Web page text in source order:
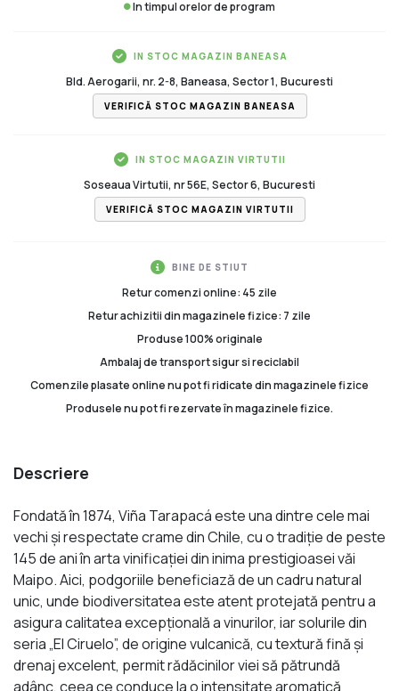
In timpul orelor de program
IN STOC MAGAZIN BANEASA
Bld. Aerogarii, nr. 2-8, Baneasa, Sector 1, Bucuresti
VERIFICĂ STOC MAGAZIN BANEASA
IN STOC MAGAZIN VIRTUTII
Soseaua Virtutii, nr 56E, Sector 6, Bucuresti
VERIFICĂ STOC MAGAZIN VIRTUTII
BINE DE STIUT
Retur comenzi online: 45 zile
Retur achizitii din magazinele fizice: 7 zile
Produse 100% originale
Ambalaj de transport sigur si reciclabil
Comenzile plasate online nu pot fi ridicate din magazinele fizice
Produsele nu pot fi rezervate în magazinele fizice.
Descriere
Fondată în 1874, Viña Tarapacá este una dintre cele mai
vechi și respectate crame din Chile, cu o tradiție de peste
145 de ani în arta vinificației din inima prestigioasei văi
Maipo. Aici, podgoriile beneficiază de un cadru natural
unic, unde biodiversitatea este atent protejată pentru a
asigura calitatea excepțională a vinurilor, iar solurile din
seria „El Ciruelo”, de origine vulcanică, cu textură fină și
drenaj excelent, permit rădăcinilor viei să pătrundă
adânc, ceea ce conduce la o intensitate aromatică